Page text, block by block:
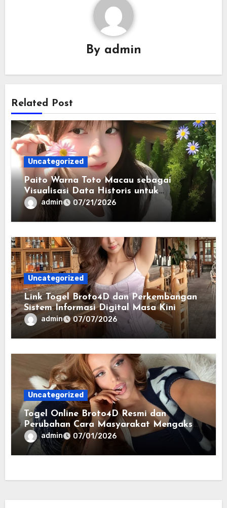
By admin
Related Post
Uncategorized
Paito Warna Toto Macau sebagai
Visualisasi Data Historis untuk
Memahami Informasi Secara Lebih
Terstruktur
admin 07/21/2026
Uncategorized
Link Togel Broto4D dan Perkembangan
Sistem Informasi Digital Masa Kini
admin 07/07/2026
Uncategorized
Togel Online Broto4D Resmi dan
Perubahan Cara Masyarakat Mengakses
Informasi Berbasis Data
admin 07/01/2026